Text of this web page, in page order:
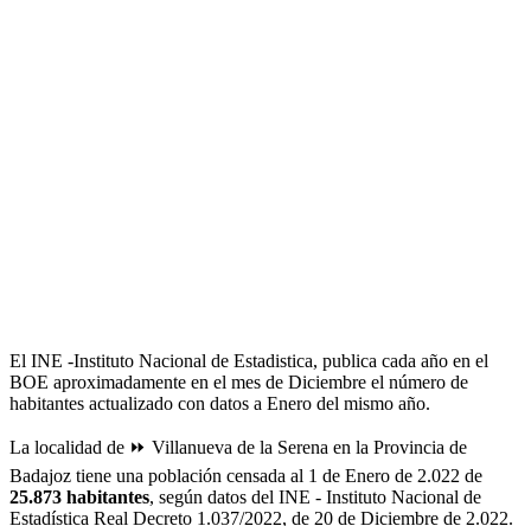
El INE -Instituto Nacional de Estadistica, publica cada año en el
BOE aproximadamente en el mes de Diciembre el número de
habitantes actualizado con datos a Enero del mismo año.
La localidad de ⏩ Villanueva de la Serena en la Provincia de
Badajoz tiene una población censada al 1 de Enero de 2.022 de
25.873 habitantes, según datos del INE - Instituto Nacional de
Estadística Real Decreto 1.037/2022, de 20 de Diciembre de 2.022.